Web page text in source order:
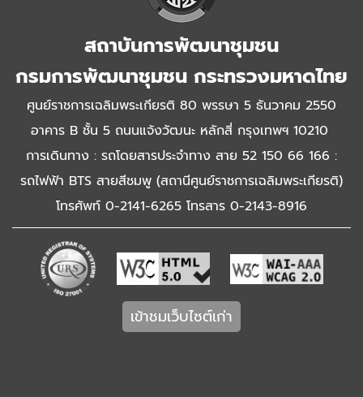
สถาบันการพัฒนาชุมชน
กรมการพัฒนาชุมชน กระทรวงมหาดไทย
ศูนย์ราชการเฉลิมพระเกียรติ 80 พรรษา 5 ธันวาคม 2550
อาคาร B ชั้น 5 ถนนแจ้งวัฒนะ หลักสี่ กรุงเทพฯ 10210
การเดินทาง : รถโดยสารประจำทาง สาย 52 150 66 166 :
รถไฟฟ้า BTS สายสีชมพู (สถานีศูนย์ราชการเฉลิมพระเกียรติ)
โทรศัพท์ 0-2141-6265 โทรสาร 0-2143-8916
เข้าชมเว็บไซต์เก่า